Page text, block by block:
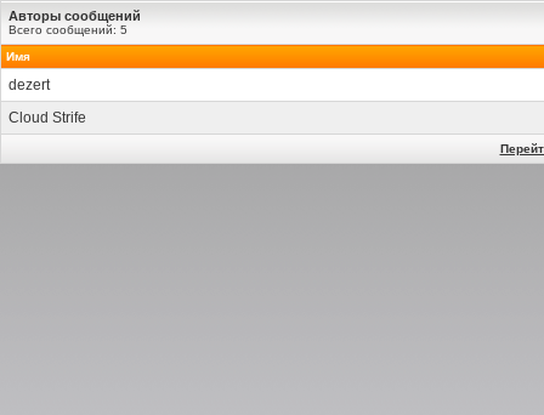
Авторы сообщений
Всего сообщений: 5
Имя
dezert
Cloud Strife